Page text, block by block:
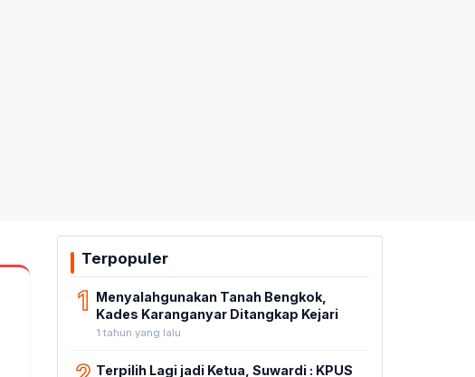
Terpopuler
1 Menyalahgunakan Tanah Bengkok,
Kades Karanganyar Ditangkap Kejari
1 tahun yang lalu
Terpilih Lagi jadi Ketua, Suwardi : KPUS